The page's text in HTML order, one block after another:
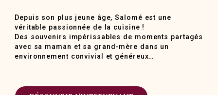
Depuis son plus jeune âge, Salomé est une
véritable passionnée de la cuisine !
Des souvenirs impérissables de moments partagés
avec sa maman et sa grand-mère dans un
environnement convivial et généreux…